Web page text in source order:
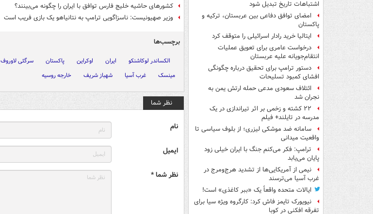
اشتباهات تاریخ تبدیل شود
امضای توافق دفاعی بین عربستان، ترکیه و
پاکستان
ایتالیا خرید رادار اسرائیلی را متوقف کرد
درخواست عامری برای تعویق عملیات
انتقام‌جویانه علیه عربستان
دستور ترامپ برای تحقیق درباره چگونگی
افشای کمبود تسلیحات
ائتلاف سعودی مدعی حمله ارتش یمن به
نجران شد
۲۲ کشته و زخمی بر اثر تیراندازی در یک
مدرسه در تایلند+ فیلم
سامانه ضد موشکی لیزری؛ از بلوف سیاسی تا
واقعیت میدانی
ترامپ: فکر می‌کنم جنگ با ایران خیلی زود
پایان می‌یابد
نیمی از آمریکایی‌ها از تشدید هرج‌ومرج در
غرب آسیا می‌ترسند
ایالات متحده واقعاً یک «ببر کاغذی» است!
نیویورک تایمز فاش کرد: کارگروه ویژه سیا برای
تفرقه افکنی در کوبا
کشورهای حاشیه خلیج فارس توافق با ایران را چگونه می‌بینند؟
وزیر صهیونیست: ناسزاگویی ترامپ به نتانیاهو یک بازی فریب است
برچسب‌ها
الکساندر لوکاشنکو ایران اوکراین پاکستان سرگئی لاوروف
مینسک
غرب آسیا شهباز شریف خارجه روسیه
نظر شما
نام
ایمیل
نظر شما *